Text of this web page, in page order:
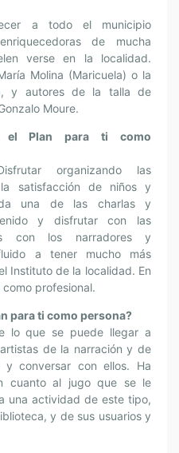
a todo el municipio
de mucha
verse en la localidad.
Molina (Maricuela) o la
y autores de la talla de
Moure.
el Plan para ti como
organizando las
satisfacción de niños y
una de las charlas y
y disfrutar con las
con los narradores y
a tener mucho más
Instituto de la localidad. En
profesional.
para ti como persona?
lo que se puede llegar a
de la narración y de
y conversar con ellos. Ha
cuanto al jugo que se le
una actividad de este tipo,
y de sus usuarios y